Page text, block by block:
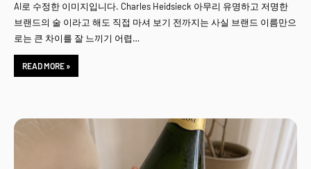
AI로 수정한 이미지입니다. Charles Heidsieck 아무리 유명하고 저명한
브랜드의 술 이라고 해도 직접 마셔 보기 전까지는 사실 브랜드 이름만으
로는 큰 차이를 잘 느끼기 어렵…
READ MORE »